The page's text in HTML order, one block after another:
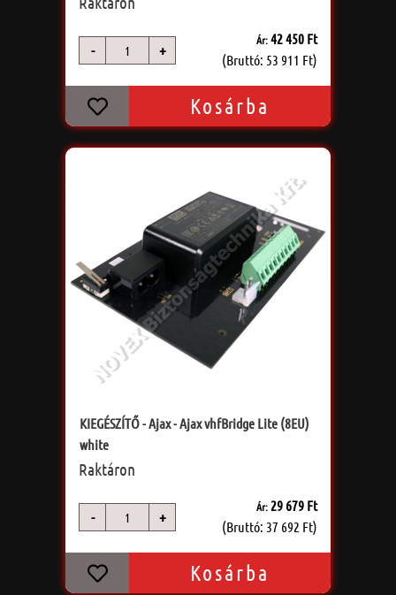
- +
Ár:42 450 Ft
(Bruttó: 53 911 Ft)
Kosárba
KIEGÉSZÍTŐ - Ajax - Ajax vhfBridge Lite (8EU)
white
Raktáron
- +
Ár:29 679 Ft
(Bruttó: 37 692 Ft)
Kosárba